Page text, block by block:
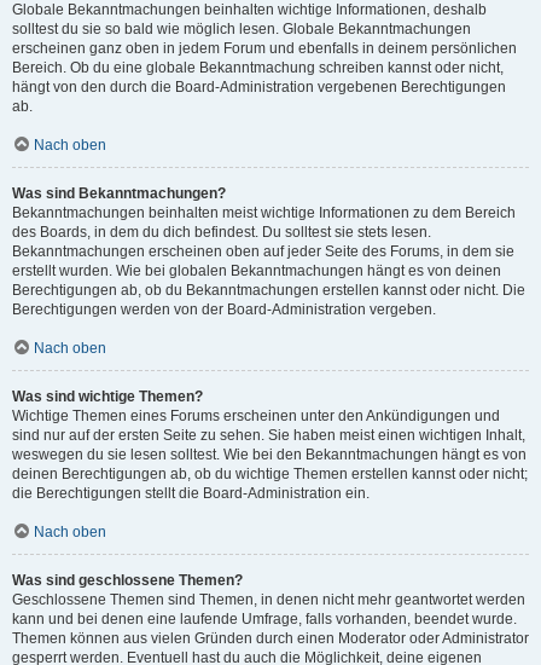
Globale Bekanntmachungen beinhalten wichtige Informationen, deshalb
solltest du sie so bald wie möglich lesen. Globale Bekanntmachungen
erscheinen ganz oben in jedem Forum und ebenfalls in deinem persönlichen
Bereich. Ob du eine globale Bekanntmachung schreiben kannst oder nicht,
hängt von den durch die Board-Administration vergebenen Berechtigungen
ab.
Nach oben
Was sind Bekanntmachungen?
Bekanntmachungen beinhalten meist wichtige Informationen zu dem Bereich
des Boards, in dem du dich befindest. Du solltest sie stets lesen.
Bekanntmachungen erscheinen oben auf jeder Seite des Forums, in dem sie
erstellt wurden. Wie bei globalen Bekanntmachungen hängt es von deinen
Berechtigungen ab, ob du Bekanntmachungen erstellen kannst oder nicht. Die
Berechtigungen werden von der Board-Administration vergeben.
Nach oben
Was sind wichtige Themen?
Wichtige Themen eines Forums erscheinen unter den Ankündigungen und
sind nur auf der ersten Seite zu sehen. Sie haben meist einen wichtigen Inhalt,
weswegen du sie lesen solltest. Wie bei den Bekanntmachungen hängt es von
deinen Berechtigungen ab, ob du wichtige Themen erstellen kannst oder nicht;
die Berechtigungen stellt die Board-Administration ein.
Nach oben
Was sind geschlossene Themen?
Geschlossene Themen sind Themen, in denen nicht mehr geantwortet werden
kann und bei denen eine laufende Umfrage, falls vorhanden, beendet wurde.
Themen können aus vielen Gründen durch einen Moderator oder Administrator
gesperrt werden. Eventuell hast du auch die Möglichkeit, deine eigenen